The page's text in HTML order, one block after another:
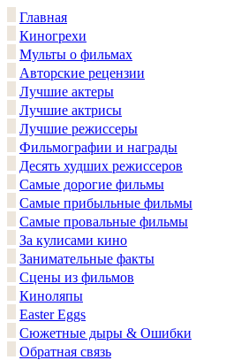
Главная
Киногрехи
Мульты о фильмах
Авторские рецензии
Лучшие актеры
Лучшие актрисы
Лучшие режиссеры
Фильмографии и награды
Десять худших режиссеров
Самые дорогие фильмы
Самые прибыльные фильмы
Самые провальные фильмы
За кулисами кино
Занимательные факты
Сцены из фильмов
Киноляпы
Easter Eggs
Сюжетные дыры & Ошибки
Обратная связь